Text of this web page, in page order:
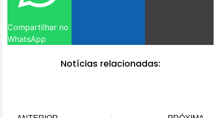
Compartilhar no
WhatsApp
Notícias relacionadas: